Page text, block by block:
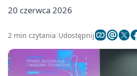
20 czerwca 2026
2 min czytania Udostępnij